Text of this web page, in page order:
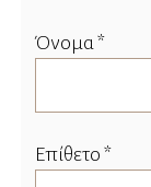
Όνομα *
Επίθετο *